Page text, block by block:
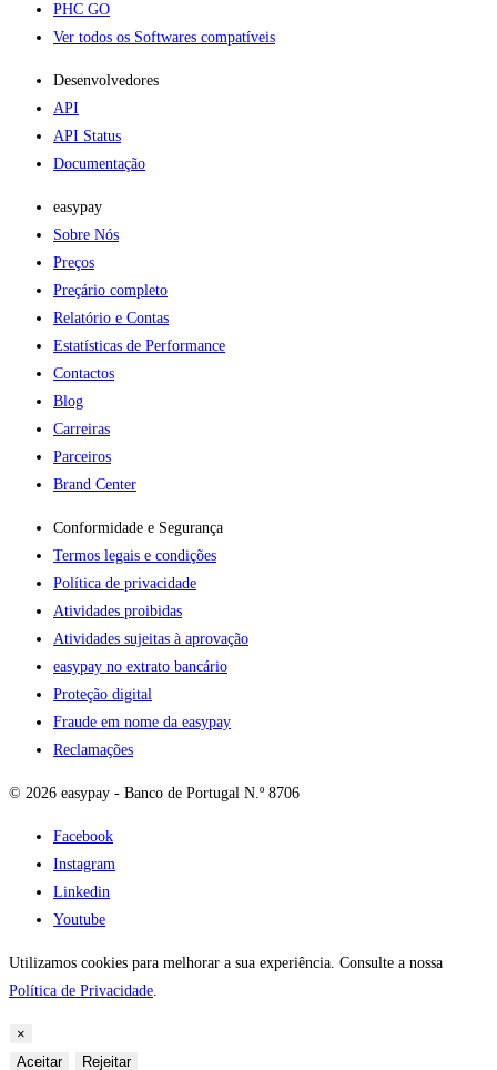
PHC GO
Ver todos os Softwares compatíveis
Desenvolvedores
API
API Status
Documentação
easypay
Sobre Nós
Preços
Preçário completo
Relatório e Contas
Estatísticas de Performance
Contactos
Blog
Carreiras
Parceiros
Brand Center
Conformidade e Segurança
Termos legais e condições
Política de privacidade
Atividades proibidas
Atividades sujeitas à aprovação
easypay no extrato bancário
Proteção digital
Fraude em nome da easypay
Reclamações
© 2026 easypay - Banco de Portugal N.º 8706
Facebook
Instagram
Linkedin
Youtube
Utilizamos cookies para melhorar a sua experiência. Consulte a nossa
Política de Privacidade.
×
Aceitar
Rejeitar